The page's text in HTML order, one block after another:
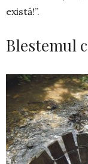
există!”.
Blestemul